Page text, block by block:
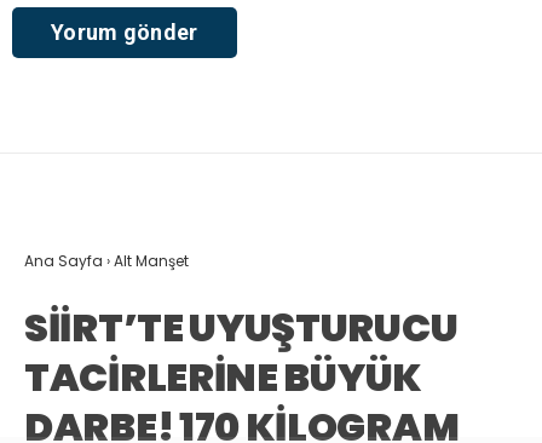
Ana Sayfa ›Alt Manşet
SİİRT’TE UYUŞTURUCU
TACİRLERİNE BÜYÜK
DARBE! 170 KİLOGRAM